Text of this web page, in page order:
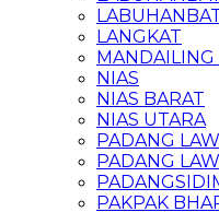
LANGKAT
MANDAILING
NIAS
NIAS BARAT
NIAS UTARA
PADANG
PADANG
PAKPAK